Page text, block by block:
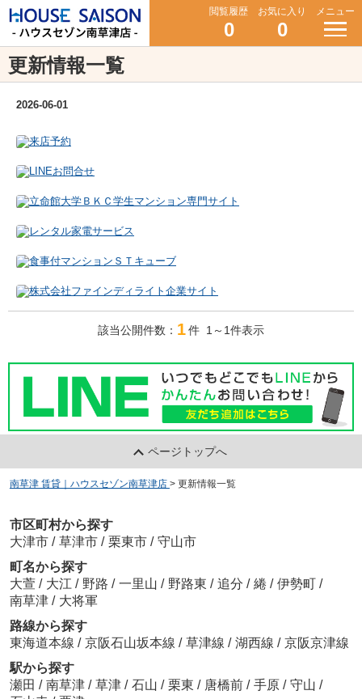
閲覧履歴
0
お気に入り
0
メニュー
更新情報一覧
2026-06-01
該当公開件数： 1件 1～1件表示
ページトップへ
南草津 賃貸｜ハウスセゾン南草津店 > 更新情報一覧
市区町村から探す
大津市 / 草津市 / 栗東市 / 守山市
町名から探す
大萱 / 大江 / 野路 / 一里山 / 野路東 / 追分 / 綣 / 伊勢町 /
南草津 / 大将軍
路線から探す
東海道本線 / 京阪石山坂本線 / 草津線 / 湖西線 / 京阪京津線
駅から探す
瀬田 / 南草津 / 草津 / 石山 / 栗東 / 唐橋前 / 手原 / 守山 /